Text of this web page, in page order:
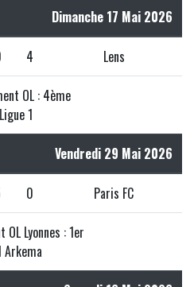
Dimanche 17 Mai 2026
4 Lens
OL : 4ème
Ligue 1
Vendredi 29 Mai 2026
0 Paris FC
OL Lyonnes : 1er
Arkema